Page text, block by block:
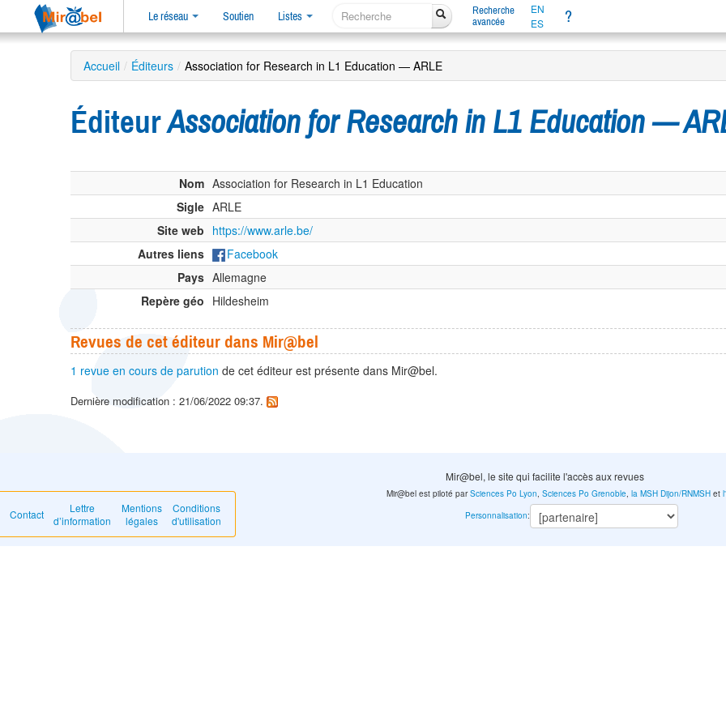
Le réseau Soutien Listes
Recherche
avancée
EN
ES
?
Accueil / Éditeurs / Association for Research in L1 Education — ARLE
ÉditeurAssociation for Research in L1 Education —
Nom Association for Research in L1 Education
Sigle ARLE
Site web https://www.arle.be/
Autres liens
Facebook
Pays Allemagne
Repère géo Hildesheim
Revues de cet éditeur dans Mir@bel
1 revue en cours de parution de cet éditeur est présente dans Mir@bel.
Dernière modification : 21/06/2022 09:37.
Mir@bel, le site qui facilite l'accès aux revues
Contact
Lettre
d’information
Mentions
légales
Conditions
d'utilisation
Mir@bel est piloté parSciences Po Lyon,Sciences Po Grenoble,la MSH Dijon/RNMSH et
Personnalisation: